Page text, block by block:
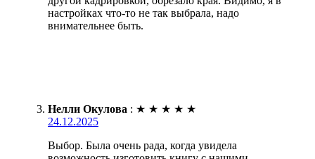
настройках что-то не так выбрала, надо
внимательнее быть.
Нелли Окулова : ★ ★ ★ ★ ★
24.12.2025
Выбор. Была очень рада, когда увидела